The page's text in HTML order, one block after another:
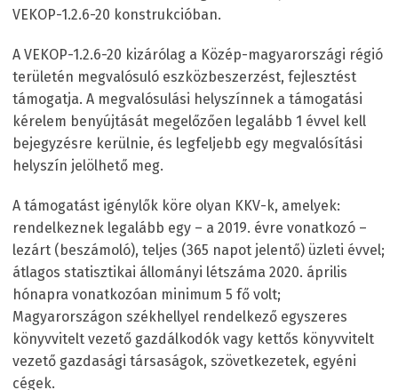
VEKOP-1.2.6-20 konstrukcióban.
A VEKOP-1.2.6-20 kizárólag a Közép-magyarországi régió
területén megvalósuló eszközbeszerzést, fejlesztést
támogatja. A megvalósulási helyszínnek a támogatási
kérelem benyújtását megelőzően legalább 1 évvel kell
bejegyzésre kerülnie, és legfeljebb egy megvalósítási
helyszín jelölhető meg.
A támogatást igénylők köre olyan KKV-k, amelyek:
rendelkeznek legalább egy – a 2019. évre vonatkozó –
lezárt (beszámoló), teljes (365 napot jelentő) üzleti évvel;
átlagos statisztikai állományi létszáma 2020. április
hónapra vonatkozóan minimum 5 fő volt;
Magyarországon székhellyel rendelkező egyszeres
könyvvitelt vezető gazdálkodók vagy kettős könyvvitelt
vezető gazdasági társaságok, szövetkezetek, egyéni
cégek.